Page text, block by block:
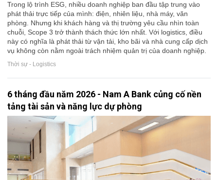
Trong lộ trình ESG, nhiều doanh nghiệp ban đầu tập trung vào
phát thải trực tiếp của mình: điện, nhiên liệu, nhà máy, văn
phòng. Nhưng khi khách hàng và thị trường yêu cầu nhìn toàn
chuỗi, Scope 3 trở thành thách thức lớn nhất. Với logistics, điều
này có nghĩa là phát thải từ vận tải, kho bãi và nhà cung cấp dịch
vụ không còn nằm ngoài trách nhiệm quản trị của doanh nghiệp.
Thời sự - Logistics
6 tháng đầu năm 2026 - Nam A Bank củng cố nền
tảng tài sản và năng lực dự phòng